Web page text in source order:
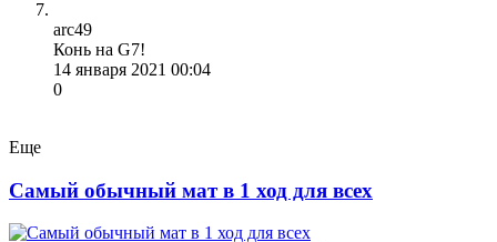
arc49
Конь на G7!
14 января 2021 00:04
0
Еще
Самый обычный мат в 1 ход для всех